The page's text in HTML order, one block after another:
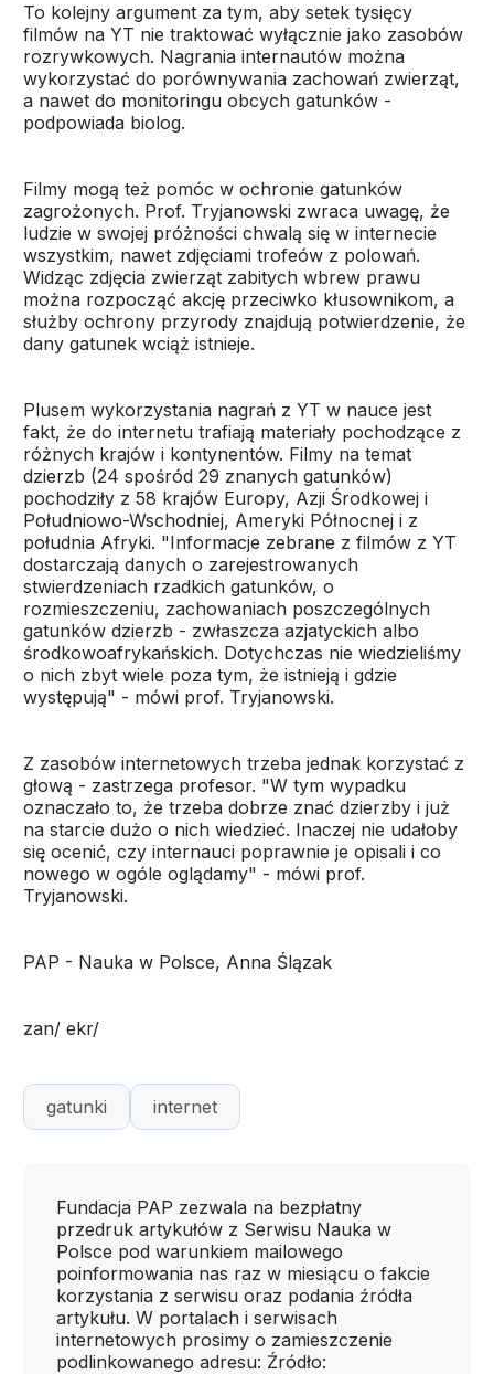
To kolejny argument za tym, aby setek tysięcy
filmów na YT nie traktować wyłącznie jako zasobów
rozrywkowych. Nagrania internautów można
wykorzystać do porównywania zachowań zwierząt,
a nawet do monitoringu obcych gatunków -
podpowiada biolog.
Filmy mogą też pomóc w ochronie gatunków
zagrożonych. Prof. Tryjanowski zwraca uwagę, że
ludzie w swojej próżności chwalą się w internecie
wszystkim, nawet zdjęciami trofeów z polowań.
Widząc zdjęcia zwierząt zabitych wbrew prawu
można rozpocząć akcję przeciwko kłusownikom, a
służby ochrony przyrody znajdują potwierdzenie, że
dany gatunek wciąż istnieje.
Plusem wykorzystania nagrań z YT w nauce jest
fakt, że do internetu trafiają materiały pochodzące z
różnych krajów i kontynentów. Filmy na temat
dzierzb (24 spośród 29 znanych gatunków)
pochodziły z 58 krajów Europy, Azji Środkowej i
Południowo-Wschodniej, Ameryki Północnej i z
południa Afryki. "Informacje zebrane z filmów z YT
dostarczają danych o zarejestrowanych
stwierdzeniach rzadkich gatunków, o
rozmieszczeniu, zachowaniach poszczególnych
gatunków dzierzb - zwłaszcza azjatyckich albo
środkowoafrykańskich. Dotychczas nie wiedzieliśmy
o nich zbyt wiele poza tym, że istnieją i gdzie
występują" - mówi prof. Tryjanowski.
Z zasobów internetowych trzeba jednak korzystać z
głową - zastrzega profesor. "W tym wypadku
oznaczało to, że trzeba dobrze znać dzierzby i już
na starcie dużo o nich wiedzieć. Inaczej nie udałoby
się ocenić, czy internauci poprawnie je opisali i co
nowego w ogóle oglądamy" - mówi prof.
Tryjanowski.
PAP - Nauka w Polsce, Anna Ślązak
zan/ ekr/
gatunki internet
Fundacja PAP zezwala na bezpłatny
przedruk artykułów z Serwisu Nauka w
Polsce pod warunkiem mailowego
poinformowania nas raz w miesiącu o fakcie
korzystania z serwisu oraz podania źródła
artykułu. W portalach i serwisach
internetowych prosimy o zamieszczenie
podlinkowanego adresu: Źródło: